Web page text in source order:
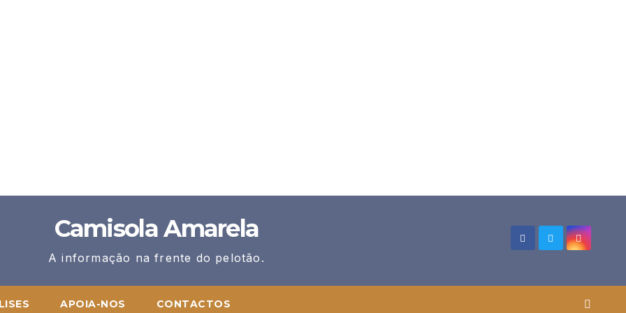
Camisola Amarela
A informação na frente do pelotão.
APOIA-NOS CONTACTOS